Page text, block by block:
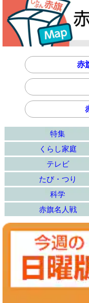
赤
特集
くらし家庭
テレビ
たび・つり
科学
赤旗名人戦